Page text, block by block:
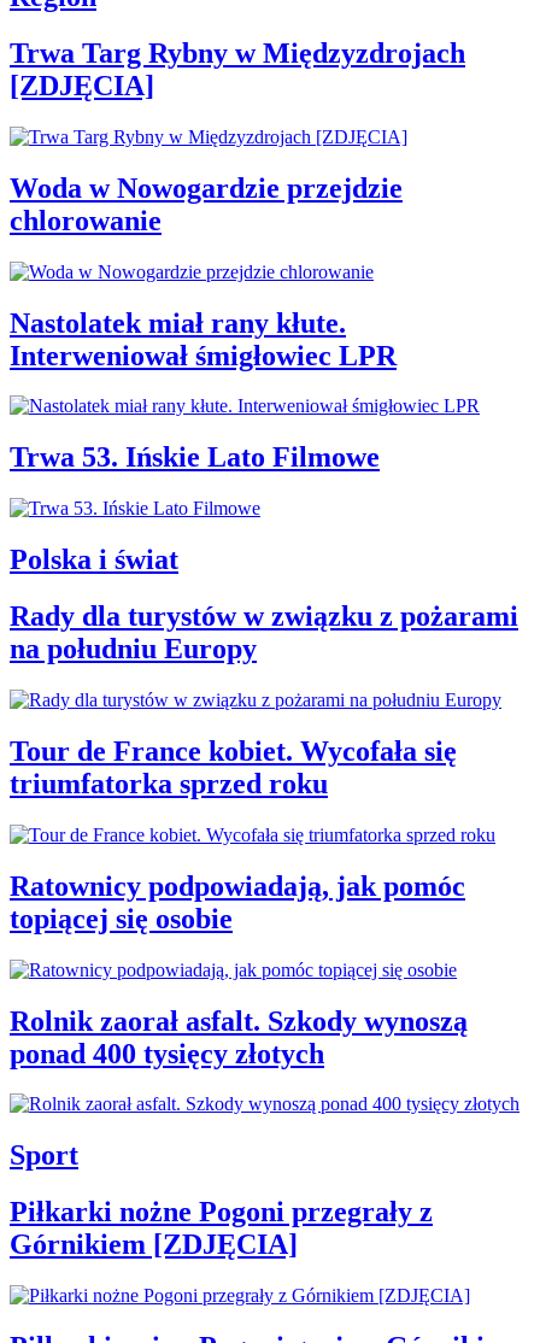
Trwa Targ Rybny w Międzyzdrojach
[ZDJĘCIA]
Woda w Nowogardzie przejdzie
chlorowanie
Nastolatek miał rany kłute.
Interweniował śmigłowiec LPR
Trwa 53. Ińskie Lato Filmowe
Polska i świat
Rady dla turystów w związku z pożarami
na południu Europy
Tour de France kobiet. Wycofała się
triumfatorka sprzed roku
Ratownicy podpowiadają, jak pomóc
topiącej się osobie
Rolnik zaorał asfalt. Szkody wynoszą
ponad 400 tysięcy złotych
Sport
Piłkarki nożne Pogoni przegrały z
Górnikiem [ZDJĘCIA]